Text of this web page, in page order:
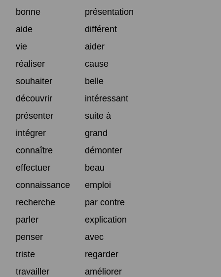
bonne
présentation
aide
différent
vie
aider
réaliser
cause
souhaiter
belle
découvrir
intéressant
présenter
suite à
intégrer
grand
connaître
démonter
effectuer
beau
connaissance
emploi
recherche
par contre
parler
explication
penser
avec
triste
regarder
travailler
améliorer